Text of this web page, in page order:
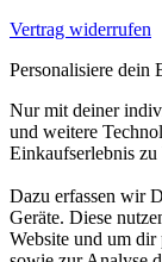
Vertrag widerrufen
Personalisiere dein
Nur mit deiner
und weitere
Einkaufserlebnis zu
Dazu erfassen wir
Geräte. Diese
Website und um dir